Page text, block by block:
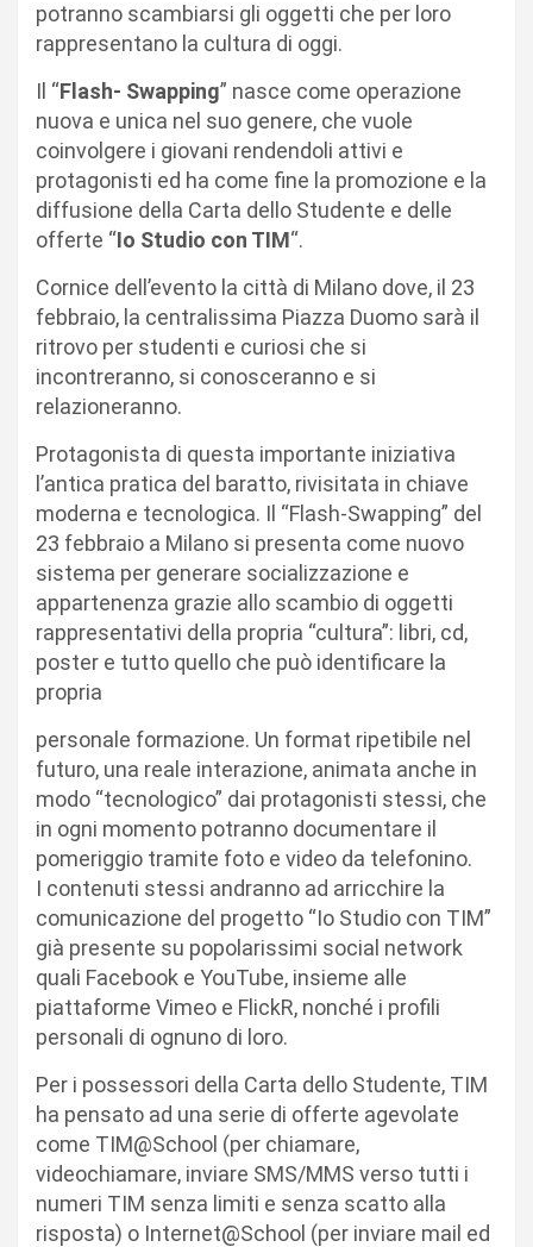
potranno scambiarsi gli oggetti che per loro
rappresentano la cultura di oggi.
Il “Flash- Swapping” nasce come operazione
nuova e unica nel suo genere, che vuole
coinvolgere i giovani rendendoli attivi e
protagonisti ed ha come fine la promozione e la
diffusione della Carta dello Studente e delle
offerte “Io Studio con TIM“.
Cornice dell’evento la città di Milano dove, il 23
febbraio, la centralissima Piazza Duomo sarà il
ritrovo per studenti e curiosi che si
incontreranno, si conosceranno e si
relazioneranno.
Protagonista di questa importante iniziativa
l’antica pratica del baratto, rivisitata in chiave
moderna e tecnologica. Il “Flash-Swapping” del
23 febbraio a Milano si presenta come nuovo
sistema per generare socializzazione e
appartenenza grazie allo scambio di oggetti
rappresentativi della propria “cultura”: libri, cd,
poster e tutto quello che può identificare la
propria
personale formazione. Un format ripetibile nel
futuro, una reale interazione, animata anche in
modo “tecnologico” dai protagonisti stessi, che
in ogni momento potranno documentare il
pomeriggio tramite foto e video da telefonino.
I contenuti stessi andranno ad arricchire la
comunicazione del progetto “Io Studio con TIM”
già presente su popolarissimi social network
quali Facebook e YouTube, insieme alle
piattaforme Vimeo e FlickR, nonché i profili
personali di ognuno di loro.
Per i possessori della Carta dello Studente, TIM
ha pensato ad una serie di offerte agevolate
come TIM@School (per chiamare,
videochiamare, inviare SMS/MMS verso tutti i
numeri TIM senza limiti e senza scatto alla
risposta) o Internet@School (per inviare mail ed